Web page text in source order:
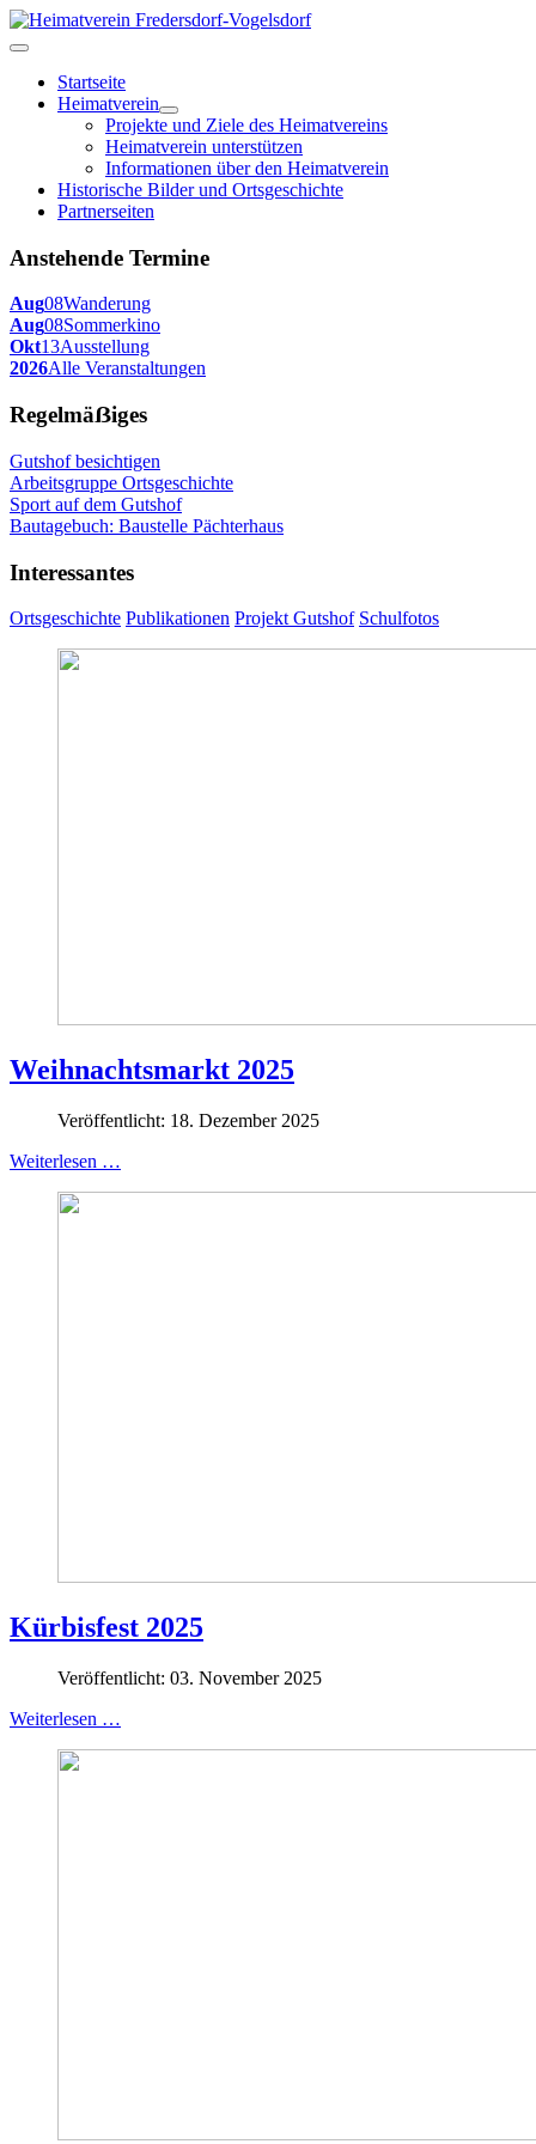
Startseite
Heimatverein
Projekte und Ziele des Heimatvereins
Heimatverein unterstützen
Informationen über den Heimatverein
Historische Bilder und Ortsgeschichte
Partnerseiten
Anstehende Termine
Aug08Wanderung
Aug08Sommerkino
Okt13Ausstellung
2026Alle Veranstaltungen
Regelmäẞiges
Gutshof besichtigen
Arbeitsgruppe Ortsgeschichte
Sport auf dem Gutshof
Bautagebuch: Baustelle Pächterhaus
Interessantes
Ortsgeschichte Publikationen Projekt Gutshof Schulfotos
Weihnachtsmarkt 2025
Veröffentlicht: 18. Dezember 2025
Weiterlesen …
Kürbisfest 2025
Veröffentlicht: 03. November 2025
Weiterlesen …